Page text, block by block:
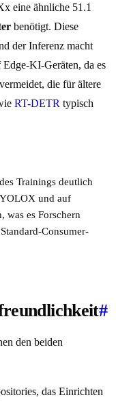
eine ähnliche 51.1
benötigt. Diese
der Inferenz macht
KI-Geräten, da es
die für ältere
RT-DETR typisch
Trainings deutlich
und auf
was es Forschern
Consumer-
#
den beiden
das Einrichten